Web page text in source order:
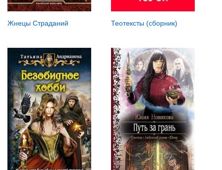
Жнецы Страданий Теотексты (сборник)